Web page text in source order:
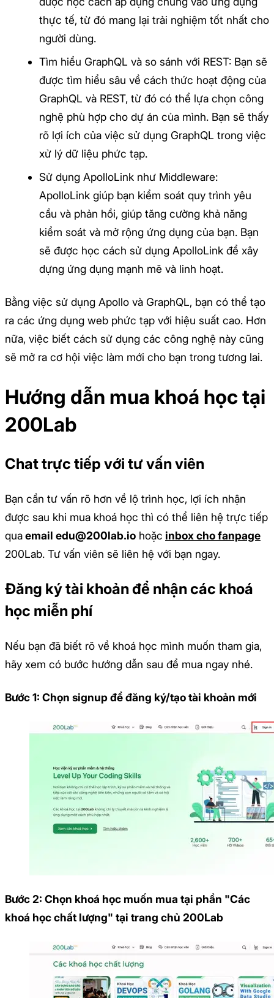
thực tế, từ đó mang lại trải nghiệm tốt nhất cho
người dùng.
Tìm hiểu GraphQL và so sánh với REST: Bạn sẽ
được tìm hiểu sâu về cách thức hoạt động của
GraphQL và REST, từ đó có thể lựa chọn công
nghệ phù hợp cho dự án của mình. Bạn sẽ thấy
rõ lợi ích của việc sử dụng GraphQL trong việc
xử lý dữ liệu phức tạp.
Sử dụng ApolloLink như Middleware:
ApolloLink giúp bạn kiểm soát quy trình yêu
cầu và phản hồi, giúp tăng cường khả năng
kiểm soát và mở rộng ứng dụng của bạn. Bạn
sẽ được học cách sử dụng ApolloLink để xây
dựng ứng dụng mạnh mẽ và linh hoạt.
Bằng việc sử dụng Apollo và GraphQL, bạn có thể tạo
ra các ứng dụng web phức tạp với hiệu suất cao. Hơn
nữa, việc biết cách sử dụng các công nghệ này cũng
sẽ mở ra cơ hội việc làm mới cho bạn trong tương lai.
Hướng dẫn mua khoá học tại
200Lab
Chat trực tiếp với tư vấn viên
Bạn cần tư vấn rõ hơn về lộ trình học, lợi ích nhận
được sau khi mua khoá học thì có thể liên hệ trực tiếp
quaemail edu@200lab.io hoặc inbox cho fanpage
200Lab. Tư vấn viên sẽ liên hệ với bạn ngay.
Đăng ký tài khoản để nhận các khoá
học miễn phí
Nếu bạn đã biết rõ về khoá học mình muốn tham gia,
hãy xem có bước hướng dẫn sau để mua ngay nhé.
Bước 1: Chọn signup để đăng ký/tạo tài khoản mới
Bước 2: Chọn khoá học muốn mua tại phần "Các
khoá học chất lượng" tại trang chủ 200Lab